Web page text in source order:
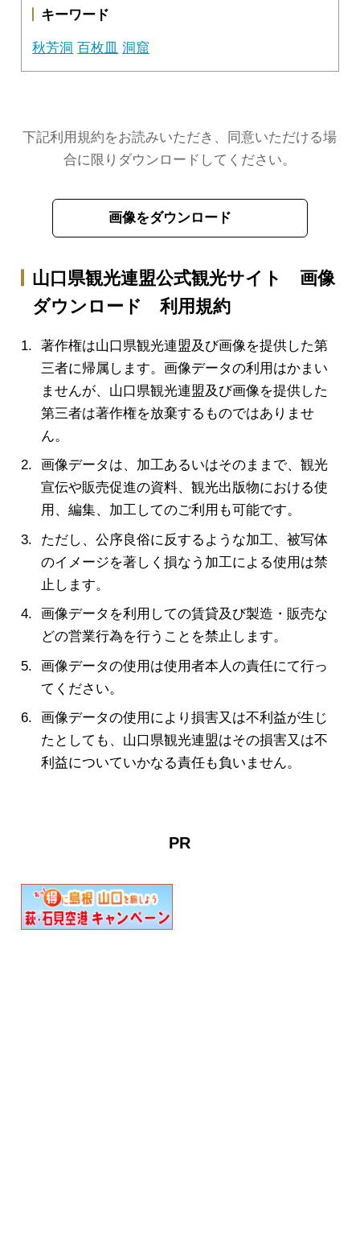
キーワード
秋芳洞 百枚皿 洞窟
下記利用規約をお読みいただき、同意いただける場
合に限りダウンロードしてください。
画像をダウンロード
山口県観光連盟公式観光サイト 画像
ダウンロード 利用規約
著作権は山口県観光連盟及び画像を提供した第
三者に帰属します。画像データの利用はかまい
ませんが、山口県観光連盟及び画像を提供した
第三者は著作権を放棄するものではありませ
ん。
画像データは、加工あるいはそのままで、観光
宣伝や販売促進の資料、観光出版物における使
用、編集、加工してのご利用も可能です。
ただし、公序良俗に反するような加工、被写体
のイメージを著しく損なう加工による使用は禁
止します。
画像データを利用しての賃貸及び製造・販売な
どの営業行為を行うことを禁止します。
画像データの使用は使用者本人の責任にて行っ
てください。
画像データの使用により損害又は不利益が生じ
たとしても、山口県観光連盟はその損害又は不
利益についていかなる責任も負いません。
PR